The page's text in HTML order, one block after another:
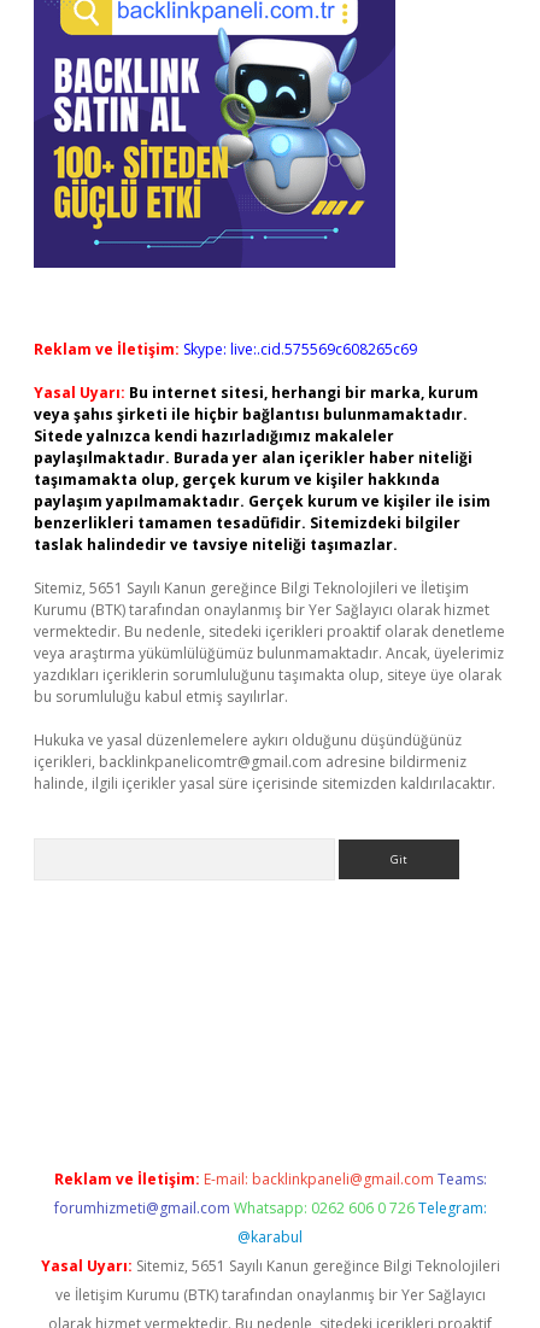
Reklam ve İletişim: Skype: live:.cid.575569c608265c69
Yasal Uyarı: Bu internet sitesi, herhangi bir marka, kurum
veya şahıs şirketi ile hiçbir bağlantısı bulunmamaktadır.
Sitede yalnızca kendi hazırladığımız makaleler
paylaşılmaktadır. Burada yer alan içerikler haber niteliği
taşımamakta olup, gerçek kurum ve kişiler hakkında
paylaşım yapılmamaktadır. Gerçek kurum ve kişiler ile isim
benzerlikleri tamamen tesadüfidir. Sitemizdeki bilgiler
taslak halindedir ve tavsiye niteliği taşımazlar.
Sitemiz, 5651 Sayılı Kanun gereğince Bilgi Teknolojileri ve İletişim
Kurumu (BTK) tarafından onaylanmış bir Yer Sağlayıcı olarak hizmet
vermektedir. Bu nedenle, sitedeki içerikleri proaktif olarak denetleme
veya araştırma yükümlülüğümüz bulunmamaktadır. Ancak, üyelerimiz
yazdıkları içeriklerin sorumluluğunu taşımakta olup, siteye üye olarak
bu sorumluluğu kabul etmiş sayılırlar.
Hukuka ve yasal düzenlemelere aykırı olduğunu düşündüğünüz
içerikleri, backlinkpanelicomtr@gmail.com adresine bildirmeniz
halinde, ilgili içerikler yasal süre içerisinde sitemizden kaldırılacaktır.
Reklam ve İletişim: E-mail: backlinkpaneli@gmail.com Teams:
forumhizmeti@gmail.com Whatsapp: 0262 606 0 726 Telegram:
@karabul
Yasal Uyarı: Sitemiz, 5651 Sayılı Kanun gereğince Bilgi Teknolojileri
ve İletişim Kurumu (BTK) tarafından onaylanmış bir Yer Sağlayıcı
olarak hizmet vermektedir. Bu nedenle, sitedeki içerikleri proaktif